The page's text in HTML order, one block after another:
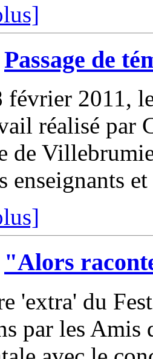
Passage de
février 2011,
réalisé par
de
enseignants
"Alors
'extra' du
par les Amis